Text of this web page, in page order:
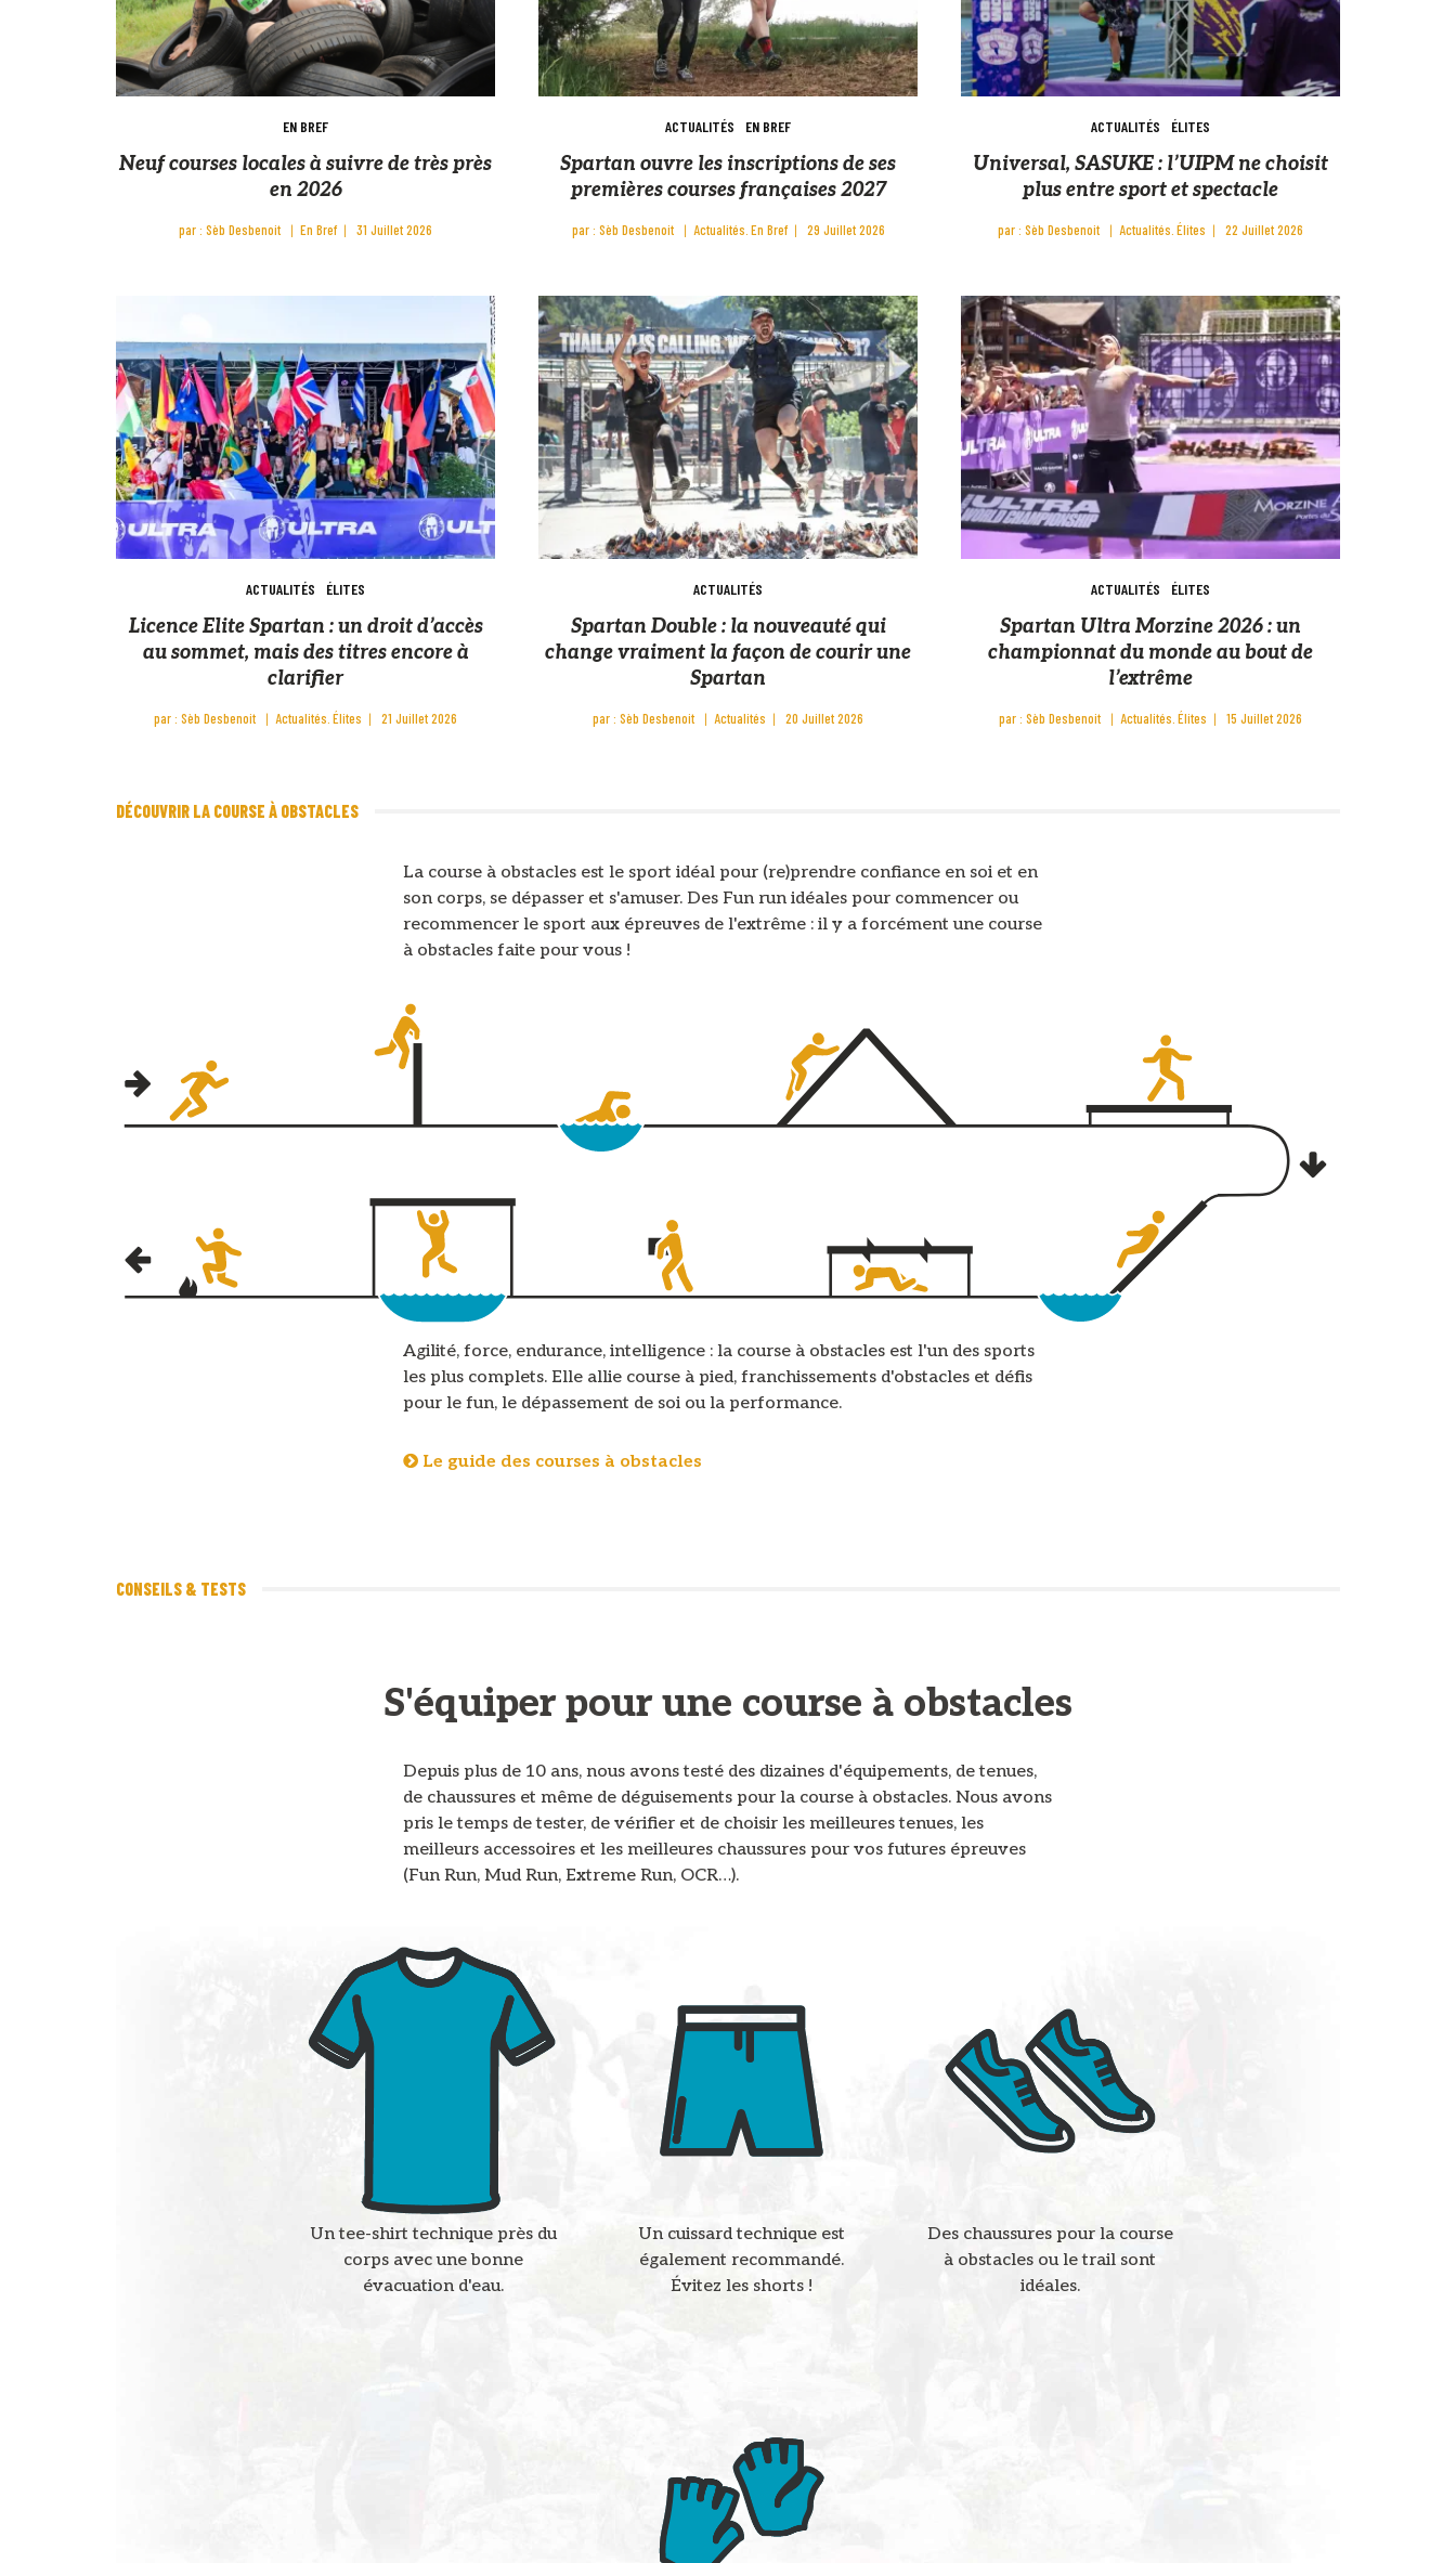
EN BREF
Neuf courses locales à suivre de très près
en 2026
par : Sèb Desbenoit En Bref 31 Juillet 2026
ACTUALITÉS EN BREF
Spartan ouvre les inscriptions de ses
premières courses françaises 2027
par : Sèb Desbenoit Actualités En Bref 29 Juillet 2026
ACTUALITÉS ÉLITES
Universal, SASUKE : l’UIPM ne choisit
plus entre sport et spectacle
par : Sèb Desbenoit Actualités Élites 22 Juillet 2026
ACTUALITÉS ÉLITES
Licence Elite Spartan : un droit d’accès
au sommet, mais des titres encore à
clarifier
par : Sèb Desbenoit Actualités Élites 21 Juillet 2026
ACTUALITÉS
Spartan Double : la nouveauté qui
change vraiment la façon de courir une
Spartan
par : Sèb Desbenoit Actualités 20 Juillet 2026
ACTUALITÉS ÉLITES
Spartan Ultra Morzine 2026 : un
championnat du monde au bout de
l’extrême
par : Sèb Desbenoit Actualités Élites 15 Juillet 2026
DÉCOUVRIR LA COURSE À OBSTACLES
La course à obstacles est le sport idéal pour (re)prendre confiance en soi et en
son corps, se dépasser et s'amuser. Des Fun run idéales pour commencer ou
recommencer le sport aux épreuves de l'extrême : il y a forcément une course
à obstacles faite pour vous !
Agilité, force, endurance, intelligence : la course à obstacles est l'un des sports
les plus complets. Elle allie course à pied, franchissements d'obstacles et défis
pour le fun, le dépassement de soi ou la performance.
Le guide des courses à obstacles
CONSEILS & TESTS
S'équiper pour une course à obstacles
Depuis plus de 10 ans, nous avons testé des dizaines d'équipements, de tenues,
de chaussures et même de déguisements pour la course à obstacles. Nous avons
pris le temps de tester, de vérifier et de choisir les meilleures tenues, les
meilleurs accessoires et les meilleures chaussures pour vos futures épreuves
(Fun Run, Mud Run, Extreme Run, OCR…).
Un tee-shirt technique près du
corps avec une bonne
évacuation d'eau.
Un cuissard technique est
également recommandé.
Évitez les shorts !
Des chaussures pour la course
à obstacles ou le trail sont
idéales.